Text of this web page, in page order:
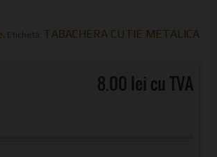
TABACHERA CUTIE METALICA
8.00 lei cu TVA